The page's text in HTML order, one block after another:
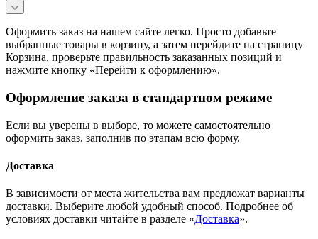
Оформить заказ на нашем сайте легко. Просто добавьте
выбранные товары в корзину, а затем перейдите на страницу
Корзина, проверьте правильность заказанных позиций и
нажмите кнопку «Перейти к оформлению».
Оформление заказа в стандартном режиме
Если вы уверены в выборе, то можете самостоятельно
оформить заказ, заполнив по этапам всю форму.
Доставка
В зависимости от места жительства вам предложат варианты
доставки. Выберите любой удобный способ. Подробнее об
условиях доставки читайте в разделе «Доставка».